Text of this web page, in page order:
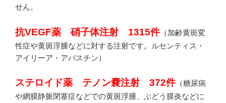
せん。
抗VEGF薬 硝子体注射 1315件 （加齢黄斑変
性症や黄斑浮腫などに対する注射です。ルセンティス・
アイリーア・アバスチン）
ステロイド薬 テノン嚢注射 372件 （糖尿病
や網膜静脈閉塞症などでの黄斑浮腫、ぶどう膜炎などに